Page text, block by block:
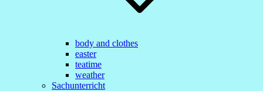
body and clothes
easter
teatime
weather
Sachunterricht